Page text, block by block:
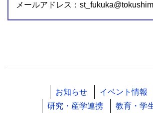
メールアドレス：
お知らせ
イベント情報
研究・産学連携
教育・学